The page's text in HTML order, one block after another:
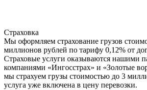
Страховка
Мы оформляем страхование грузов
миллионов рублей по тарифу 0,12% от
Страховые услуги оказываются нашими
компаниями «Ингосстрах» и «Золотые
мы страхуем грузы стоимостью до 3
услуга уже включена в цену перевозки.